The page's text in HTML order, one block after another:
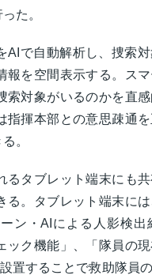
た。
AIで自動解析し、捜索
報を空間表示する。ス
索対象がいるのかを直
指揮本部との意思疎通
。
るタブレット端末にも
る。タブレット端末に
ン・AIによる人影検出
ック機能」、「隊員の
置することで救助隊員